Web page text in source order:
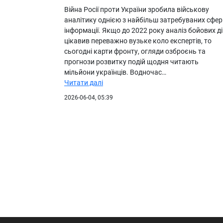
Війна Росії проти України зробила військову
аналітику однією з найбільш затребуваних сфер
інформації. Якщо до 2022 року аналіз бойових
цікавив переважно вузьке коло експертів, то
сьогодні карти фронту, огляди озброєнь та
прогнози розвитку подій щодня читають
мільйони українців. Водночас…
Читати далі
2026-06-04, 05:39